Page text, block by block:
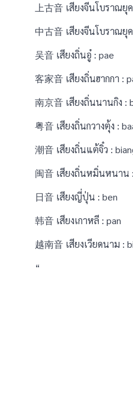
上古音 เสียงจีนโบราณยุ
中古音 เสียงจีนโบราณยุ
吴音 เสียงถิ่นอู๋ : pae
客家音 เสียงถิ่นฮากกา :
南京音 เสียงถิ่นนานกิง :
粤音 เสียงถิ่นกวางตุ้ง :
潮音 เสียงถิ่นแต้จิ๋ว :
闽音 เสียงถิ่นหมิ่นหนาน
日音 เสียงญี่ปุ่น : ben
韩音 เสียงเกาหลี : pan
越南音 เสียงเวียดนาม :
“